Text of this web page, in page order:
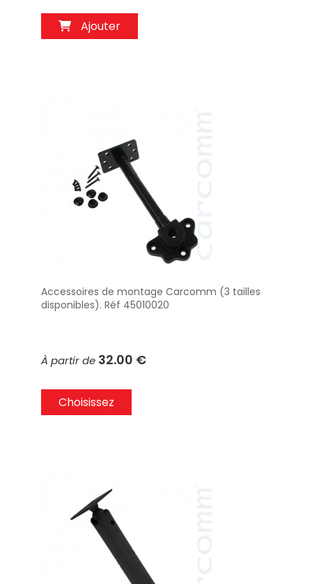
Ajouter
Aperçu
Accessoires de montage Carcomm (3 tailles
disponibles). Réf 45010020
À partir de 32.00 €
Choisissez